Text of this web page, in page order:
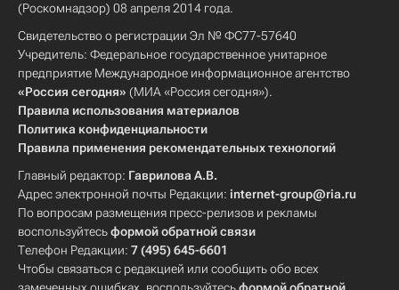
(Роскомнадзор) 08 апреля 2014 года.
Свидетельство о регистрации Эл № ФС77-57640
Учредитель: Федеральное государственное унитарное
предприятие Международное информационное агентство
«Россия сегодня» (МИА «Россия сегодня»).
Правила использования материалов
Политика конфиденциальности
Правила применения рекомендательных технологий
Главный редактор: Гаврилова А.В.
Адрес электронной почты Редакции: internet-group@ria.ru
По вопросам размещения пресс-релизов и рекламы
воспользуйтесьформой обратной связи
Телефон Редакции: 7 (495) 645-6601
Чтобы связаться с редакцией или сообщить обо всех